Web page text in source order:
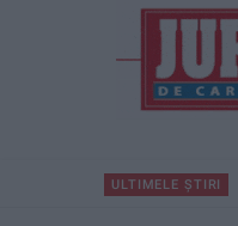
ULTIMELE ȘTIRI